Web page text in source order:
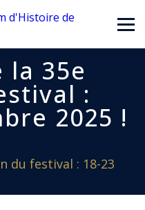
la 35e
:
2025 !
du festival : 18-23